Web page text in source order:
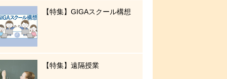
【特集】GIGAスクール構想
【特集】遠隔授業